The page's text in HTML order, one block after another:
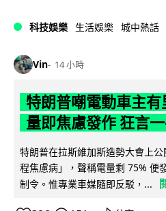
科技娛樂 生活娛樂 城中熱話
Vin 14 小時
特朗普嘲電動車主
量即焦慮發作 狂言
特朗普在拉斯維加斯造勢大會上
程焦慮病」，聲稱電量剩 75% 便
制令。惟專業車媒隨即反駁，...